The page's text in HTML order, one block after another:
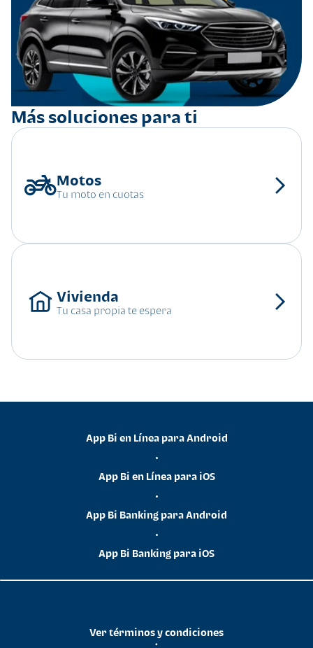
Más soluciones para ti
Tu moto en cuotas
Tu casa propia te espera
App Bi en Línea para Android
•
App Bi en Línea para iOS
•
App Bi Banking para Android
•
App Bi Banking para iOS
•
Ver términos y condiciones